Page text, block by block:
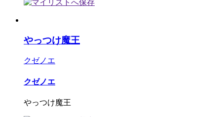
やっつけ魔王
クゼノエ
クゼノエ
やっつけ魔王